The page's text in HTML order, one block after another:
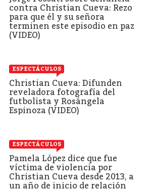
contra Christian Cueva: Rezo
para que él y su señora
terminen este episodio en paz
(VIDEO)
ESPECTÁCULOS
Christian Cueva: Difunden
reveladora fotografía del
futbolista y Rosángela
Espinoza (VIDEO)
ESPECTÁCULOS
Pamela López dice que fue
víctima de violencia por
Christian Cueva desde 2013, a
un año de inicio de relación